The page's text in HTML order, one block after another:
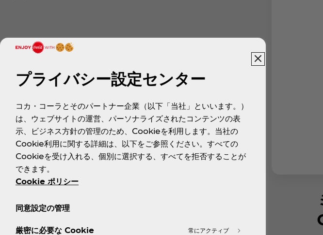
プライバシー設定センター
コカ・コーラとそのパートナー企業（以下「当社」といいます。）
は、ウェブサイトの運営、パーソナライズされたコンテンツの表
示、ビジネス方針の管理のため、Cookieを利用します。当社の
Cookie利用に関する詳細は、以下をご参照ください。すべての
Cookieを受け入れる、個別に選択する、すべてを拒否することが
できます。
Cookie ポリシー
同意設定の管理
厳密に必要な Cookie 常にアクティブ